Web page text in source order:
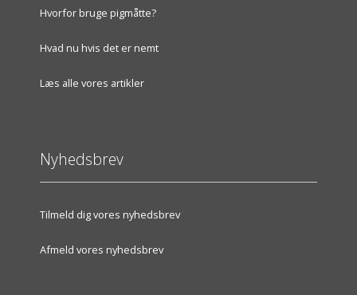
Hvorfor bruge pigmåtte?
Hvad nu hvis det er nemt
Læs alle vores artikler
Nyhedsbrev
Tilmeld dig vores nyhedsbrev
Afmeld vores nyhedsbrev